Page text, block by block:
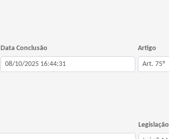
Data Conclusão Artigo
Legislação